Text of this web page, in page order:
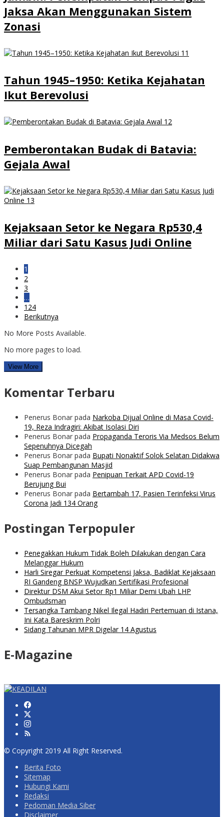
Jaksa Akan Menggunakan Sistem
Zonasi
Tahun 1945–1950: Ketika Kejahatan
Ikut Berevolusi
Pemberontakan Budak di Batavia:
Gejala Awal
Kejaksaan Setor ke Negara Rp530,4
Miliar dari Satu Kasus Judi Online
1
2
3
…
124
Berikutnya
No More Posts Available.
No more pages to load.
View More
Komentar Terbaru
Penerus Bonar pada Narkoba Dijual Online di Masa Covid-
19, Reza Indragiri: Akibat Isolasi Diri
Penerus Bonar pada Propaganda Teroris Via Medsos Belum
Sepenuhnya Dicegah
Penerus Bonar pada Bupati Nonaktif Solok Selatan Didakwa
Suap Pembangunan Masjid
Penerus Bonar pada Penipuan Terkait APD Covid-19
Berujung Bui
Penerus Bonar pada Bertambah 17, Pasien Terinfeksi Virus
Corona Jadi 134 Orang
Postingan Terpopuler
Penegakkan Hukum Tidak Boleh Dilakukan dengan Cara
Melanggar Hukum
Harli Siregar Perkuat Kompetensi Jaksa, Badiklat Kejaksaan
RI Gandeng BNSP Wujudkan Sertifikasi Profesional
Direktur DSM Akui Setor Rp1 Miliar Demi Ubah LHP
Ombudsman
Tersangka Tambang Nikel Ilegal Hadiri Pertemuan di Istana,
Ini Kata Bareskrim Polri
Sidang Tahunan MPR Digelar 14 Agustus
E-Magazine
© Copyright 2019 All Right Reserved.
Berita Foto
Sitemap
Hubungi Kami
Redaksi
Pedoman Media Siber
Disclaimer